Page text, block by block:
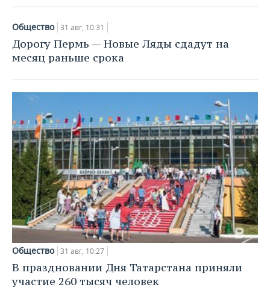
Общество 31 авг, 10:31
Дорогу Пермь — Новые Ляды сдадут на
месяц раньше срока
Общество 31 авг, 10:27
В праздновании Дня Татарстана приняли
участие 260 тысяч человек